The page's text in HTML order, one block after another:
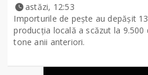
astăzi, 12:53
Importurile de peşte au depăşit
producţia locală a scăzut la 9.500
tone anii anteriori.